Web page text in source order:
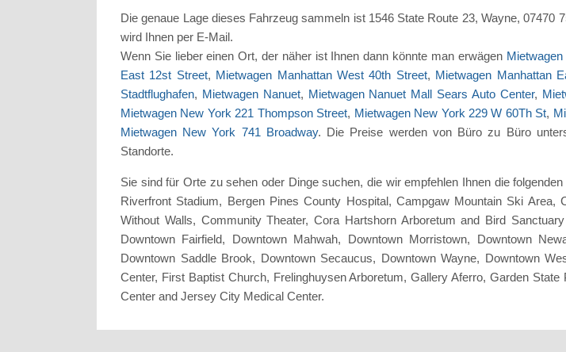
Die genaue Lage dieses Fahrzeug sammeln ist 1546 State Route 23, Wayne,
wird Ihnen per E-Mail.
Wenn Sie lieber einen Ort, der näher ist Ihnen dann könnte man erwägen
East 12st Street, Mietwagen Manhattan West 40th Street, Mietwagen Manhattan
Stadtflughafen, Mietwagen Nanuet, Mietwagen Nanuet Mall Sears Auto Center,
Mietwagen New York 221 Thompson Street, Mietwagen New York 229 W 60Th St,
Mietwagen New York 741 Broadway. Die Preise werden von Büro zu Büro
Standorte.
Sie sind für Orte zu sehen oder Dinge suchen, die wir empfehlen Ihnen die
Riverfront Stadium, Bergen Pines County Hospital, Campgaw Mountain Ski
Without Walls, Community Theater, Cora Hartshorn Arboretum and Bird
Downtown Fairfield, Downtown Mahwah, Downtown Morristown, Downtown
Downtown Saddle Brook, Downtown Secaucus, Downtown Wayne, Downtown
Center, First Baptist Church, Frelinghuysen Arboretum, Gallery Aferro, Garden
Center and Jersey City Medical Center.